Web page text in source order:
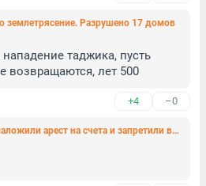
землетрясение. Разрушено 17 домов
таджика, пусть
возвращаются, лет 500
+4 –0
Актеру Виктору Бычкову наложили арест на счета и запретили выезд за границу из-за долгов